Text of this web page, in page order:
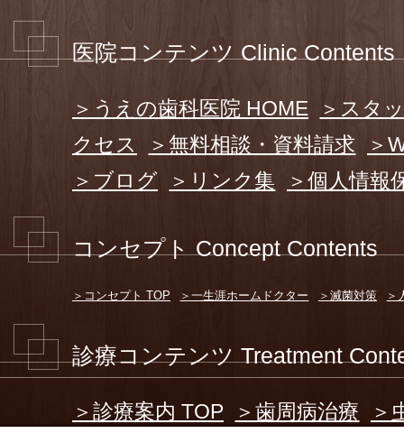
医院コンテンツ Clinic Contents
＞うえの歯科医院 HOME
＞スタ
クセス
＞無料相談・資料請求
＞
＞ブログ
＞リンク集 ＞個人情報
コンセプト Concept Contents
＞コンセプト TOP ＞一生涯ホームドクター ＞滅菌対策 ＞
診療コンテンツ Treatment
＞診療案内 TOP ＞歯周病治療
＞